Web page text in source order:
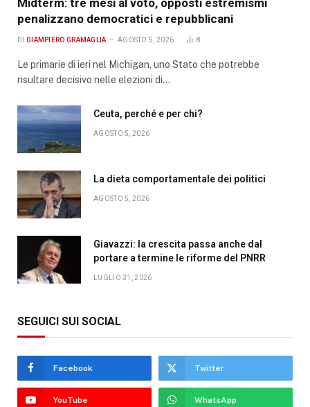
penalizzano democratici e repubblicani
DI GIAMPIERO GRAMAGLIA AGOSTO 5, 2026 8
Le primarie di ieri nel Michigan, uno Stato che potrebbe
risultare decisivo nelle elezioni di…
Ceuta, perché e per chi?
AGOSTO 5, 2026
La dieta comportamentale dei politici
AGOSTO 5, 2026
Giavazzi: la crescita passa anche dal
portare a termine le riforme del PNRR
LUGLIO 31, 2026
SEGUICI SUI SOCIAL
Facebook Twitter
YouTube WhatsApp